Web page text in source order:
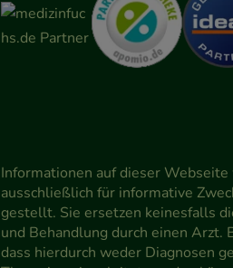
Informationen auf dieser Webseite
ausschließlich für informative
gestellt. Sie ersetzen keinesfalls
und Behandlung durch einen Arzt.
dass hierdurch weder Diagnosen